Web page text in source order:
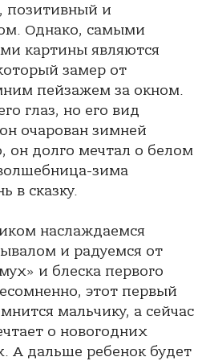
позитивный и
Однако, самыми
картины являются
замер от
пейзажем за окном.
глаз, но его вид
очарован зимней
он долго мечтал о белом
зима
в сказку.
наслаждаемся
и радуемся от
и блеска первого
этот первый
мальчику, а сейчас
о новогодних
А дальше ребенок будет